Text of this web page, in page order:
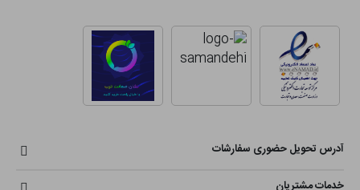
آدرس تحویل حضوری سفارشات
خدمات مشتریان